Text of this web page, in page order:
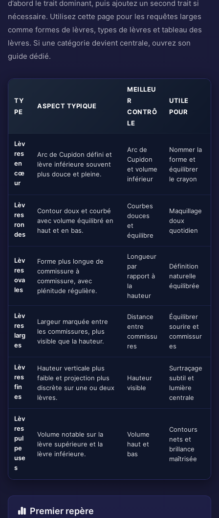
d’abord le trait dominant, puis ajoutez un second trait si
nécessaire. Utilisez cette page pour les requêtes larges
comme formes de lèvres, types de lèvres et tableau des
lèvres. Si une catégorie devient centrale, ouvrez son
guide dédié.
TY
PE
ASPECT TYPIQUE
MEILLEU
R
CONTRÔ
LE
UTILE
POUR
Lèv
res
en
cœ
ur
Arc de Cupidon défini et
lèvre inférieure souvent
plus douce et pleine.
Arc de
Cupidon
et volume
inférieur
Nommer la
forme et
équilibrer
le crayon
Lèv
res
ron
des
Contour doux et courbé
avec volume équilibré en
haut et en bas.
Courbes
douces
et
équilibre
Maquillage
doux
quotidien
Lèv
res
ova
les
Forme plus longue de
commissure à
commissure, avec
plénitude régulière.
Longueur
par
rapport à
la
hauteur
Définition
naturelle
équilibrée
Lèv
res
larg
es
Largeur marquée entre
les commissures, plus
visible que la hauteur.
Distance
entre
commissu
res
Équilibrer
sourire et
commissur
es
Lèv
res
fin
es
Hauteur verticale plus
faible et projection plus
discrète sur une ou deux
lèvres.
Hauteur
visible
Surtraçage
subtil et
lumière
centrale
Lèv
res
pul
pe
use
s
Volume notable sur la
lèvre supérieure et la
lèvre inférieure.
Volume
haut et
bas
Contours
nets et
brillance
maîtrisée
Premier repère